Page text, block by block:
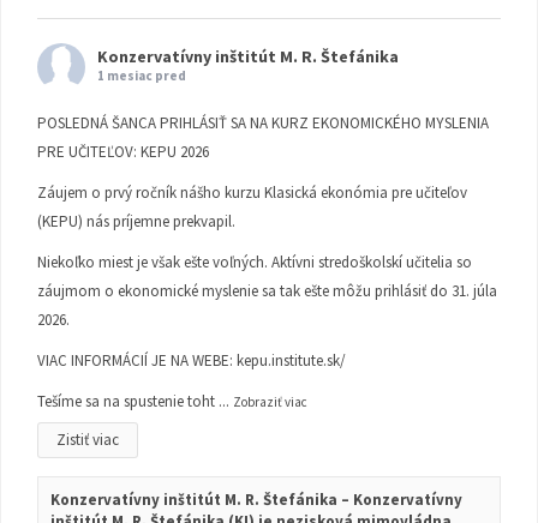
Konzervatívny inštitút M. R. Štefánika
1 mesiac pred
POSLEDNÁ ŠANCA PRIHLÁSIŤ SA NA KURZ EKONOMICKÉHO MYSLENIA
PRE UČITEĽOV: KEPU 2026
Záujem o prvý ročník nášho kurzu Klasická ekonómia pre učiteľov
(KEPU) nás príjemne prekvapil.
Niekoľko miest je však ešte voľných. Aktívni stredoškolskí učitelia so
záujmom o ekonomické myslenie sa tak ešte môžu prihlásiť do 31. júla
2026.
VIAC INFORMÁCIÍ JE NA WEBE: kepu.institute.sk/
Tešíme sa na spustenie toht ... Zobraziť viac
Zistiť viac
Konzervatívny inštitút M. R. Štefánika – Konzervatívny